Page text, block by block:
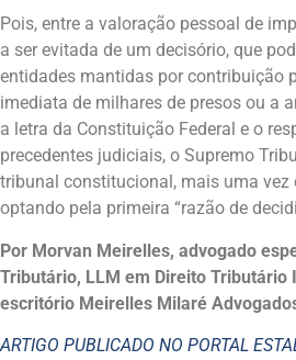
Pois, entre a valoração pessoal de
a ser evitada de um decisório, que
entidades mantidas por contribuição
imediata de milhares de presos ou a
a letra da Constituição Federal e o
precedentes judiciais, o Supremo
tribunal constitucional, mais uma vez
optando pela primeira “razão de
Por Morvan Meirelles, advogado
Tributário, LLM em Direito Tributário
escritório Meirelles Milaré
ARTIGO PUBLICADO NO PORTAL